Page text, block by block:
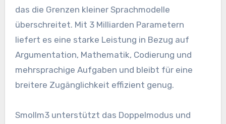
das die Grenzen kleiner Sprachmodelle
überschreitet. Mit 3 Milliarden Parametern
liefert es eine starke Leistung in Bezug auf
Argumentation, Mathematik, Codierung und
mehrsprachige Aufgaben und bleibt für eine
breitere Zugänglichkeit effizient genug.
Smollm3 unterstützt das Doppelmodus und